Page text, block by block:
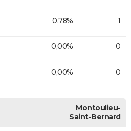
0,78% 1
0,00% 0
0,00% 0
Montoulieu-
Saint-Bernard